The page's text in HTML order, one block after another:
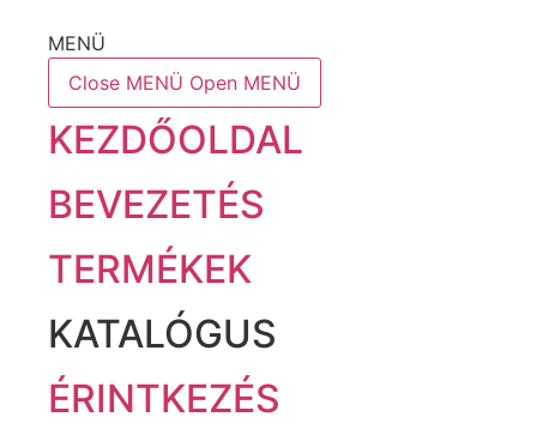
MENÜ
Close MENÜ Open MENÜ
KEZDŐOLDAL
BEVEZETÉS
TERMÉKEK
KATALÓGUS
ÉRINTKEZÉS